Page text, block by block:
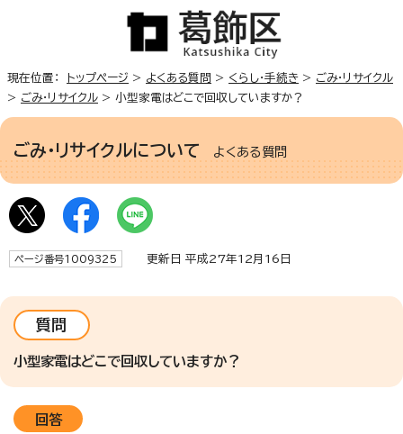
現在位置： トップページ > よくある質問 > くらし・手続き > ごみ・リサイクル
> ごみ・リサイクル > 小型家電はどこで回収していますか？
ごみ・リサイクルについて よくある質問
ページ番号1009325 更新日 平成27年12月16日
質問
小型家電はどこで回収していますか？
回答